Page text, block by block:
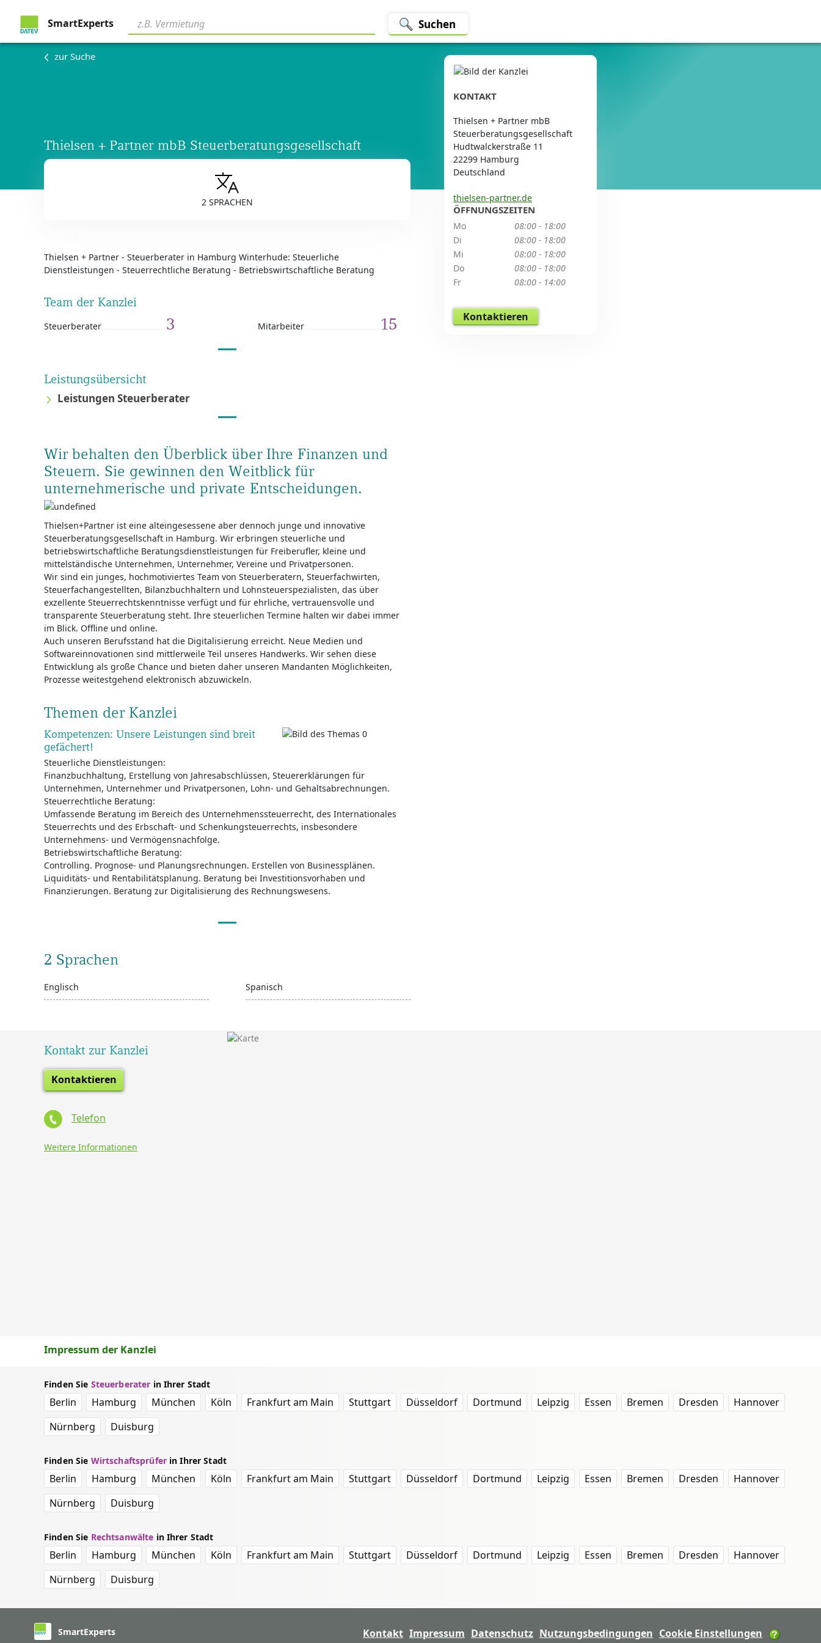
SmartExperts Suchen
zur Suche
Thielsen + Partner mbB Steuerberatungsgesellschaft
2 SPRACHEN
Thielsen + Partner - Steuerberater in Hamburg Winterhude: Steuerliche
Dienstleistungen - Steuerrechtliche Beratung - Betriebswirtschaftliche Beratung
Team der Kanzlei
Steuerberater 3 Mitarbeiter 15
Leistungsübersicht
Leistungen Steuerberater
Wir behalten den Überblick über Ihre Finanzen und
Steuern. Sie gewinnen den Weitblick für
unternehmerische und private Entscheidungen.
Thielsen+Partner ist eine alteingesessene aber dennoch junge und innovative
Steuerberatungsgesellschaft in Hamburg. Wir erbringen steuerliche und
betriebswirtschaftliche Beratungsdienstleistungen für Freiberufler, kleine und
mittelständische Unternehmen, Unternehmer, Vereine und Privatpersonen.
Wir sind ein junges, hochmotiviertes Team von Steuerberatern, Steuerfachwirten,
Steuerfachangestellten, Bilanzbuchhaltern und Lohnsteuerspezialisten, das über
exzellente Steuerrechtskenntnisse verfügt und für ehrliche, vertrauensvolle und
transparente Steuerberatung steht. Ihre steuerlichen Termine halten wir dabei immer
im Blick. Offline und online.
Auch unseren Berufsstand hat die Digitalisierung erreicht. Neue Medien und
Softwareinnovationen sind mittlerweile Teil unseres Handwerks. Wir sehen diese
Entwicklung als große Chance und bieten daher unseren Mandanten Möglichkeiten,
Prozesse weitestgehend elektronisch abzuwickeln.
Themen der Kanzlei
Kompetenzen: Unsere Leistungen sind breit
gefächert!
Steuerliche Dienstleistungen:
Finanzbuchhaltung, Erstellung von Jahresabschlüssen, Steuererklärungen für
Unternehmen, Unternehmer und Privatpersonen, Lohn- und Gehaltsabrechnungen.
Steuerrechtliche Beratung:
Umfassende Beratung im Bereich des Unternehmenssteuerrecht, des Internationales
Steuerrechts und des Erbschaft- und Schenkungsteuerrechts, insbesondere
Unternehmens- und Vermögensnachfolge.
Betriebswirtschaftliche Beratung:
Controlling. Prognose- und Planungsrechnungen. Erstellen von Businessplänen.
Liquiditäts- und Rentabilitätsplanung. Beratung bei Investitionsvorhaben und
Finanzierungen. Beratung zur Digitalisierung des Rechnungswesens.
2 Sprachen
Englisch Spanisch
KONTAKT
Thielsen + Partner mbB
Steuerberatungsgesellschaft
Hudtwalckerstraße 11
22299 Hamburg
Deutschland
thielsen-partner.de
ÖFFNUNGSZEITEN
Mo
08:00 - 18:00
Di
08:00 - 18:00
Mi
08:00 - 18:00
Do
08:00 - 18:00
Fr
08:00 - 14:00
Kontaktieren
Kontakt zur Kanzlei
Kontaktieren
Telefon
Weitere Informationen
Impressum der Kanzlei
Finden Sie Steuerberater in Ihrer Stadt
Berlin Hamburg München Köln Frankfurt am Main Stuttgart Düsseldorf Dortmund Leipzig Essen Bremen Dresden
Hannover
Nürnberg
Duisburg
Finden Sie Wirtschaftsprüferin Ihrer Stadt
Berlin Hamburg München Köln Frankfurt am Main Stuttgart Düsseldorf Dortmund Leipzig Essen Bremen Dresden
Hannover
Nürnberg
Duisburg
Finden Sie Rechtsanwälte in Ihrer Stadt
Berlin Hamburg München Köln Frankfurt am Main Stuttgart Düsseldorf Dortmund Leipzig Essen Bremen Dresden
Hannover
Nürnberg
Duisburg
SmartExperts Kontakt Impressum Datenschutz Nutzungsbedingungen Cookie Einstellungen